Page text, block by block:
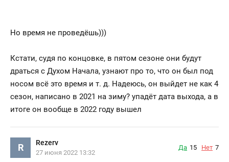
Но время не проведёшь)))
Кстати, судя по концовке, в пятом сезоне они будут
драться с Духом Начала, узнают про то, что он был под
носом всё это время и т. д. Надеюсь, он выйдет не как 4
сезон, написано в 2021 на зиму? упадёт дата выхода, а в
итоге он вообще в 2022 году вышел
R Rezerv
27 июня 2022 13:32
Да 15 Нет 7